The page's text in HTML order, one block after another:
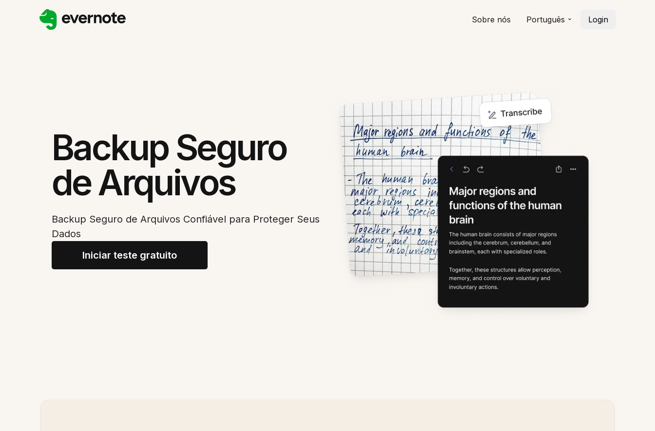
Sobre nós Português Login
Backup Seguro
de Arquivos
Backup Seguro de Arquivos Confiável para Proteger Seus
Dados
Iniciar teste gratuito